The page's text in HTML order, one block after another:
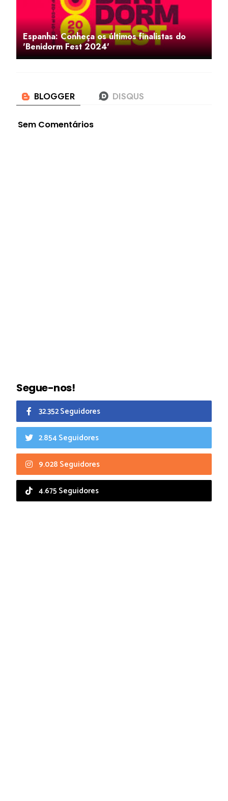
Espanha: Conheça os últimos finalistas do
'Benidorm Fest 2024'
Sem Comentários
Segue-nos!
32.352 Seguidores
2.854 Seguidores
9.028 Seguidores
4.675 Seguidores